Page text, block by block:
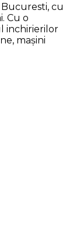
cu
Cu o
inchirierilor
mașini